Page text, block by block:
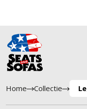
Home Collectie